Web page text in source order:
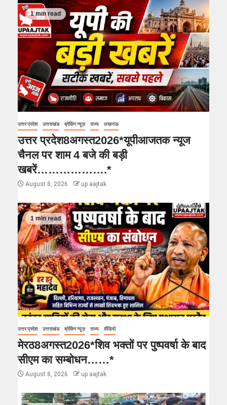
1 min read
उत्तर प्रदेश उत्तराखंड ब्रेकिंग न्यूज़ राज्य लखनऊ
उत्तर प्रदेश8अगस्त2026*यूपीआजतक न्यूज
चैनल पर शाम 4 बजे की बड़ी
खबरें……………….*
August 8, 2026 up aajtak
1 min read
उत्तर प्रदेश उत्तराखंड ब्रेकिंग न्यूज़ राज्य वीडियो
मेरठ8अगस्त2026*शिव भक्तों पर पुष्पवर्षा के बाद
सीएम का सम्बोधन……*
August 8, 2026 up aajtak